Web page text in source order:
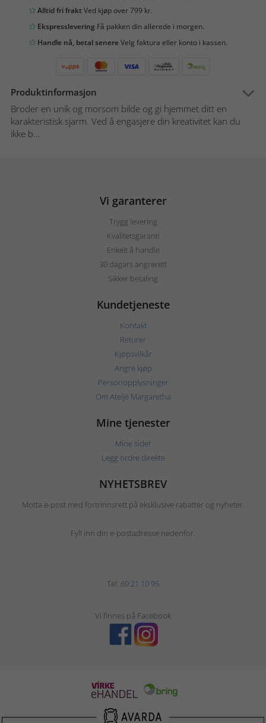
Alltid fri fraktVed kjøp over 799 kr.
Ekspresslevering Få pakken din allerede i morgen.
Handle nå, betal senereVelg faktura eller konto i kassen.
Produktinformasjon
Broder en unik og morsom bilde og gi hjemmet ditt en
karakteristisk sjarm. Ved å engasjere din kreativitet kan du
ikke b...
Vi garanterer
Trygg levering
Kvalitetsgaranti
Enkelt å handle
30 dagars angrerett
Sikker betaling
Kundetjeneste
Kontakt
Returer
Kjøpsvilkår
Angre kjøp
Personopplysninger
Om Ateljé Margaretha
Mine tjenester
Mine sider
Legg ordre direkte
NYHETSBREV
Motta e-post med fortrinnsrett på eksklusive rabatter og nyheter.
Fyll inn din e-postadresse nedenfor.
Tel: 69 21 10 95
Vi finnes på Facebook